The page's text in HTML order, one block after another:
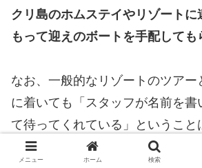
クリ島のホムステイやリゾートに
もって迎えのボートを手配して
なお、一般的なリゾートのツアー
に着いても「スタッフが名前を書
て待ってくれている」ということ
前に連絡を取り合って、スムーズ
メニュー ホーム 検索